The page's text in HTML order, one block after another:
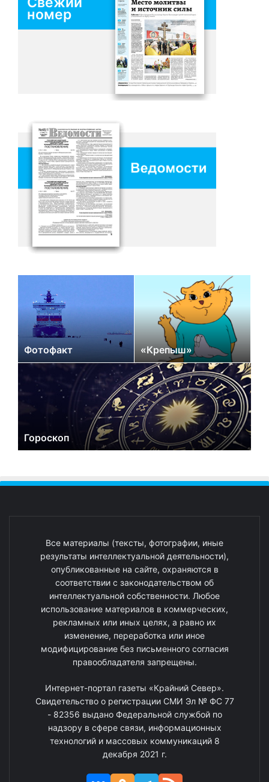
номер
Фотофакт «Крепыш»
Гороскоп
Все материалы (тексты, фотографии, иные
результаты интеллектуальной деятельности),
опубликованные на сайте, охраняются в
соответствии с законодательством об
интеллектуальной собственности. Любое
использование материалов в коммерческих,
рекламных или иных целях, а равно их
изменение, переработка или иное
модифицирование без письменного согласия
правообладателя запрещены.
Интернет-портал газеты «Крайний Север».
Свидетельство о регистрации СМИ Эл № ФС 77
- 82356 выдано Федеральной службой по
надзору в сфере связи, информационных
технологий и массовых коммуникаций 8
декабря 2021 г.